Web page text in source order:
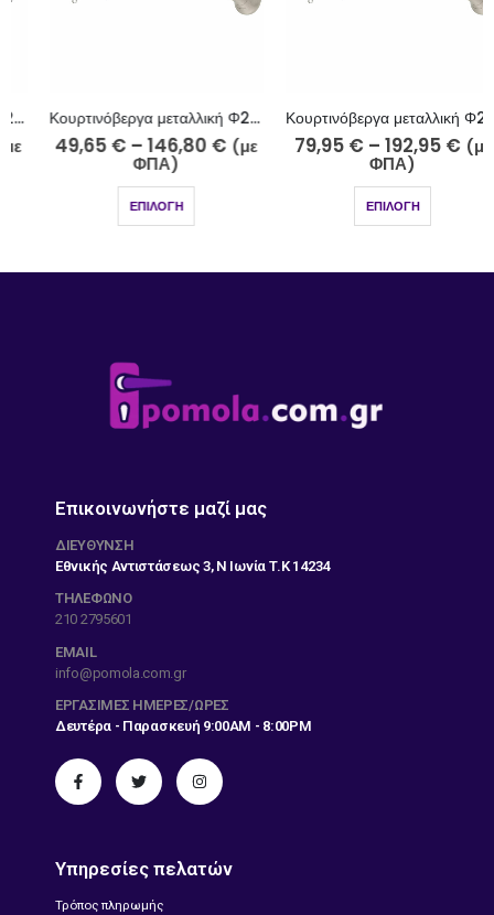
Κουρτινόβεργα μεταλλική Φ25 νίκελ ματ Ίμια Κ30-2510
49,65€–146,80€ (με
ΦΠΑ)
ΕΠΙΛΟΓΉ
Κουρτινόβεργα μεταλλική Φ25 νίκελ ματ-strass Αμοργός Κ45-2510-5-18
79,95€–192,95€ (με
ΦΠΑ)
ΕΠΙΛΟΓΉ
Επικοινωνήστε μαζί μας
ΔΙΕΎΘΥΝΣΗ
Εθνικής Αντιστάσεως 3, Ν Ιωνία Τ.Κ 14234
ΤΗΛΕΦΩΝΟ
210 2795601
EMAIL
info@pomola.com.gr
ΕΡΓΆΣΙΜΕΣ ΗΜΈΡΕΣ/ΏΡΕΣ
Δευτέρα - Παρασκευή 9:00AM - 8:00PM
Υπηρεσίες πελατών
Τρόπος πληρωμής